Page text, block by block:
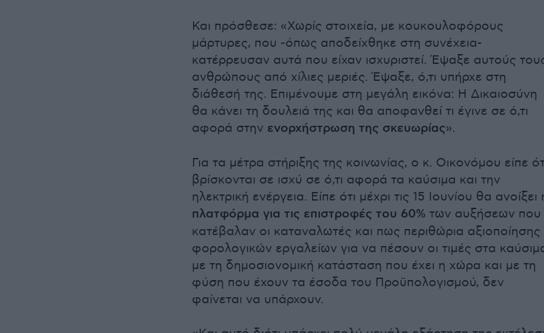
Και πρόσθεσε: «Χωρίς στοιχεία, με κουκουλοφόρους
μάρτυρες, που -όπως αποδείχθηκε στη συνέχεια-
κατέρρευσαν αυτά που είχαν ισχυριστεί. Έψαξε αυτούς
ανθρώπους από χίλιες μεριές. Έψαξε, ό,τι υπήρχε στη
διάθεσή της. Επιμένουμε στη μεγάλη εικόνα: Η Δικαιοσύνη
θα κάνει τη δουλειά της και θα αποφανθεί τι έγινε σε ό,τι
αφορά στην ενορχήστρωση της σκευωρίας».
Για τα μέτρα στήριξης της κοινωνίας, ο κ. Οικονόμου είπε
βρίσκονται σε ισχύ σε ό,τι αφορά τα καύσιμα και την
ηλεκτρική ενέργεια. Είπε ότι μέχρι τις 15 Ιουνίου θα ανοίξει
πλατφόρμα για τις επιστροφές του 60% των αυξήσεων που
κατέβαλαν οι καταναλωτές και πως περιθώρια αξιοποίησης
φορολογικών εργαλείων για να πέσουν οι τιμές στα
με τη δημοσιονομική κατάσταση που έχει η χώρα και με τη
φύση που έχουν τα έσοδα του Προϋπολογισμού, δεν
φαίνεται να υπάρχουν.